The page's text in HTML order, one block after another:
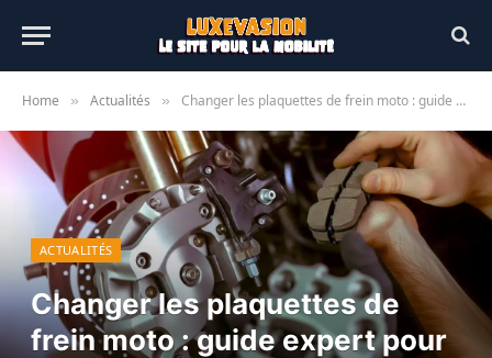
Home » Actualités » Changer les plaquettes de frein moto : guide expert pour une sécurité optimale
ACTUALITÉS
Changer les plaquettes de
frein moto : guide expert pour